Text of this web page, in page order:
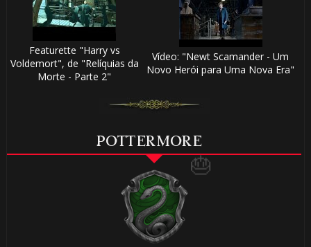
Featurette "Harry vs
Voldemort", de "Relíquias da
Morte - Parte 2"
Vídeo: "Newt Scamander - Um
Novo Herói para Uma Nova Era"
POTTERMORE
1️⃣ 8️⃣
🎈